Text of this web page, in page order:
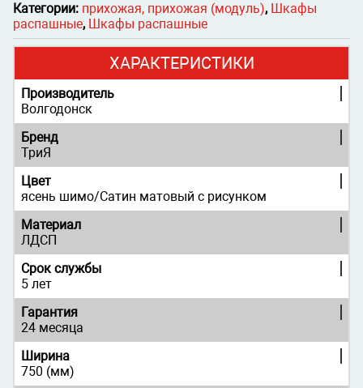
Категории: прихожая, прихожая (модуль), Шкафы
распашные, Шкафы распашные
ХАРАКТЕРИСТИКИ
Производитель
Волгодонск
Бренд
ТриЯ
Цвет
ясень шимо/Сатин матовый с рисунком
Материал
ЛДСП
Срок службы
5 лет
Гарантия
24 месяца
Ширина
750 (мм)